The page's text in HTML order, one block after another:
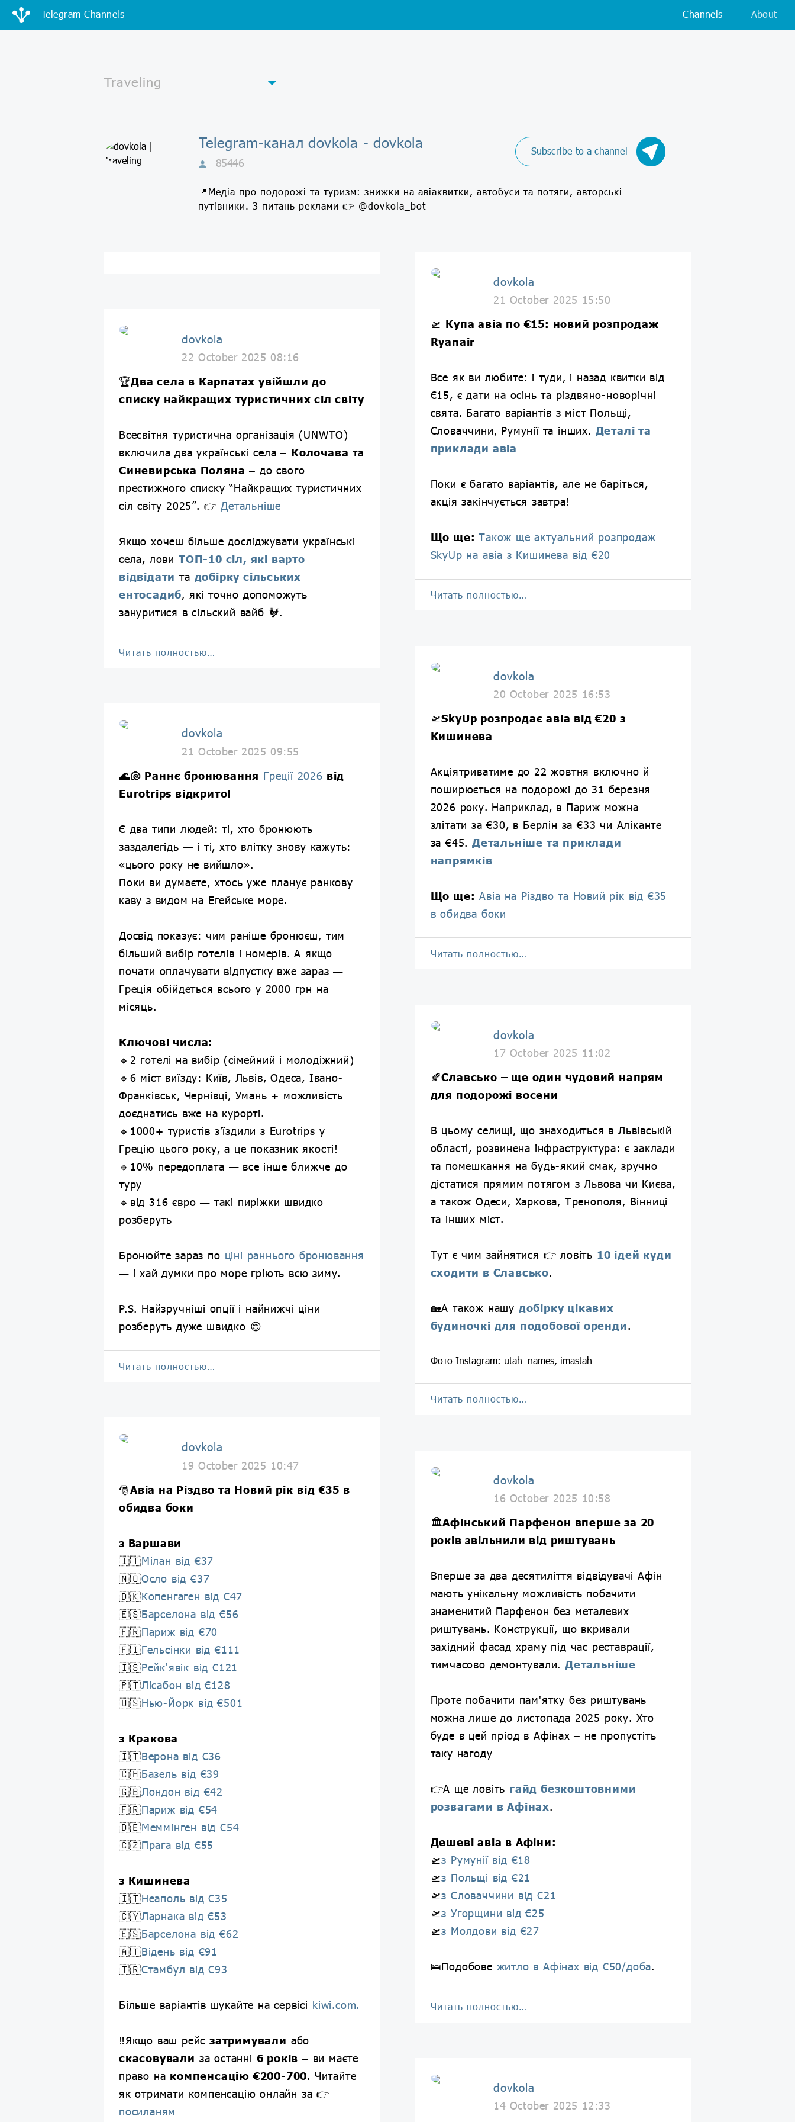
Telegram Channels Channels About
Subscribe to a channel
Telegram-канал dovkola - dovkola
85446
📍Медіа про подорожі та туризм: знижки на авіаквитки, автобуси та потяги, авторські
путівники. З питань реклами 👉 @dovkola_bot
dovkola
22 October 2025 08:16
🏆Два села в Карпатах увійшли до
списку найкращих туристичних сіл світу
Всесвітня туристична організація (UNWTO)
включила два українські села – Колочава та
Синевирська Поляна – до свого
престижного списку “Найкращих туристичних
сіл світу 2025”. 👉Детальніше
Якщо хочеш більше досліджувати українські
села, лови ТОП-10 сіл, які варто
відвідати та добірку сільських
ентосадиб, які точно допоможуть
зануритися в сільский вайб 🐓.
Читать полностью…
dovkola
21 October 2025 09:55
🌊🐚 Раннє бронювання Греції 2026 від
Eurotrips відкрито!
Є два типи людей: ті, хто бронюють
заздалегідь — і ті, хто влітку знову кажуть:
«цього року не вийшло».
Поки ви думаєте, хтось уже планує ранкову
каву з видом на Егейське море.
Досвід показує: чим раніше бронюєш, тим
більший вибір готелів і номерів. А якщо
почати оплачувати відпустку вже зараз —
Греція обійдеться всього у 2000 грн на
місяць.
Ключові числа:
🔹2 готелі на вибір (сімейний і молодіжний)
🔹6 міст виїзду: Київ, Львів, Одеса, Івано-
Франківськ, Чернівці, Умань + можливість
доєднатись вже на курорті.
🔹1000+ туристів з’їздили з Eurotrips у
Грецію цього року, а це показник якості!
🔹10% передоплата — все інше ближче до
туру
🔹від 316 євро — такі пиріжки швидко
розберуть
Бронюйте зараз по ціні раннього бронювання
— і хай думки про море гріють всю зиму.
P.S. Найзручніші опції і найнижчі ціни
розберуть дуже швидко 😌
Читать полностью…
dovkola
19 October 2025 10:47
🎅Авіа на Різдво та Новий рік від €35 в
обидва боки
з Варшави
🇮🇹Мілан від €37
🇳🇴Осло від €37
🇩🇰Копенгаген від €47
🇪🇸Барселона від €56
🇫🇷Париж від €70
🇫🇮Гельсінки від €111
🇮🇸Рейк'явік від €121
🇵🇹Лісабон від €128
🇺🇸Нью-Йорк від €501
з Кракова
🇮🇹Верона від €36
🇨🇭Базель від €39
🇬🇧Лондон від €42
🇫🇷Париж від €54
🇩🇪Меммінген від €54
🇨🇿Прага від €55
з Кишинева
🇮🇹Неаполь від €35
🇨🇾Ларнака від €53
🇪🇸Барселона від €62
🇦🇹Відень від €91
🇹🇷Стамбул від €93
Більше варіантів шукайте на сервісі kiwi.com.
‼️Якщо ваш рейсзатримували або
скасовували за останні 6 років – ви маєте
право на компенсацію €200-700. Читайте
як отримати компенсацію онлайн за 👉
посиланям
dovkola
21 October 2025 15:50
🛫 Купа авіа по €15: новий розпродаж
Ryanair
Все як ви любите: і туди, і назад квитки від
€15, є дати на осінь та різдвяно-новорічні
свята. Багато варіантів з міст Польщі,
Словаччини, Румунії та інших. Деталі та
приклади авіа
Поки є багато варіантів, але не баріться,
акція закінчується завтра!
Що ще:Також ще актуальний розпродаж
SkyUp на авіа з Кишинева від €20
Читать полностью…
dovkola
20 October 2025 16:53
🛫SkyUp розпродає авіа від €20 з
Кишинева
Акціятриватиме до 22 жовтня включно й
поширюється на подорожі до 31 березня
2026 року. Наприклад, в Париж можна
злітати за €30, в Берлін за €33 чи Аліканте
за €45. Детальніше та приклади
напрямків
Що ще: Авіа на Різдво та Новий рік від €35
в обидва боки
Читать полностью…
dovkola
17 October 2025 11:02
🍂Славсько – ще один чудовий напрям
для подорожі восени
В цьому селищі, що знаходиться в Львівській
області, розвинена інфраструктура: є заклади
та помешкання на будь-який смак, зручно
дістатися прямим потягом з Львова чи Києва,
а також Одеси, Харкова, Тренополя, Вінниці
та інших міст.
Тут є чим зайнятися 👉 ловіть 10 ідей куди
сходити в Славсько.
🏡А також нашу добірку цікавих
будиночкі для подобової оренди.
Фото Instagram: utah_names, imastah
Читать полностью…
dovkola
16 October 2025 10:58
🏛Афінський Парфенон вперше за 20
років звільнили від риштувань
Вперше за два десятиліття відвідувачі Афін
мають унікальну можливість побачити
знаменитий Парфенон без металевих
риштувань. Конструкції, що вкривали
західний фасад храму під час реставрації,
тимчасово демонтували. Детальніше
Проте побачити пам'ятку без риштувань
можна лише до листопада 2025 року. Хто
буде в цей пріод в Афінах – не пропустіть
таку нагоду
👉А ще ловіть гайд безкоштовними
розвагами в Афінах.
Дешеві авіа в Афіни:
🛫з Румунії від €18
🛫з Польщі від €21
🛫з Словаччини від €21
🛫з Угорщини від €25
🛫з Молдови від €27
🛌Подобове житло в Афінах від €50/доба.
Читать полностью…
dovkola
14 October 2025 12:33